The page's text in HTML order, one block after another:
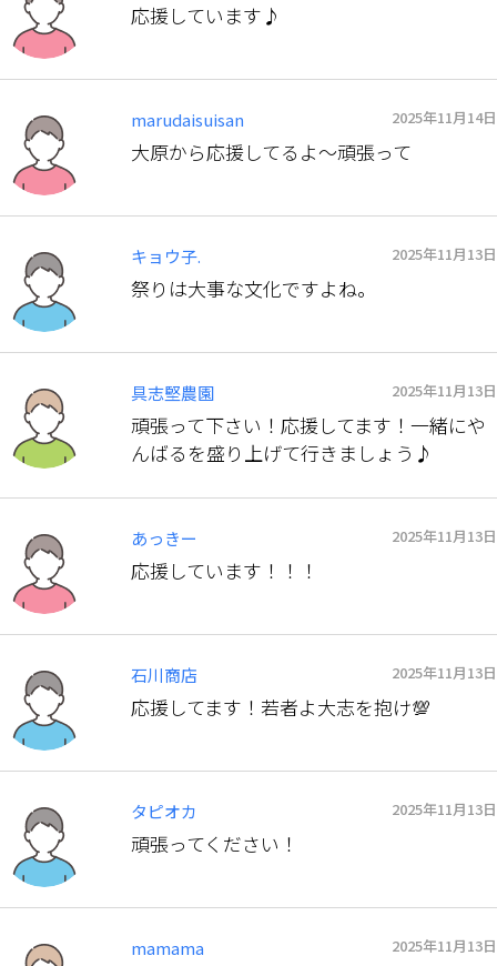
応援しています♪
marudaisuisan 2025年11月14日
大原から応援してるよ〜頑張って
キョウ子. 2025年11月13日
祭りは大事な文化ですよね。
具志堅農園 2025年11月13日
頑張って下さい！応援してます！一緒にや
んばるを盛り上げて行きましょう♪
あっきー 2025年11月13日
応援しています！！！
石川商店 2025年11月13日
応援してます！若者よ大志を抱け💯
タピオカ 2025年11月13日
頑張ってください！
mamama 2025年11月13日